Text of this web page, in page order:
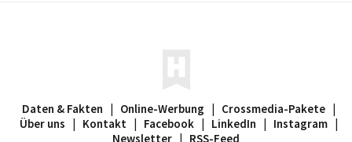
Daten & Fakten | Online-Werbung | Crossmedia-Pakete |
Über uns | Kontakt | Facebook | LinkedIn | Instagram |
Newsletter | RSS-Feed